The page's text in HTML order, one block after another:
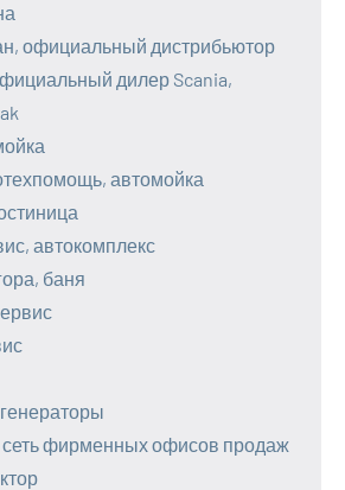
официальный дистрибьютор
дилер Scania,
автомойка
автокомплекс
баня
фирменных офисов продаж